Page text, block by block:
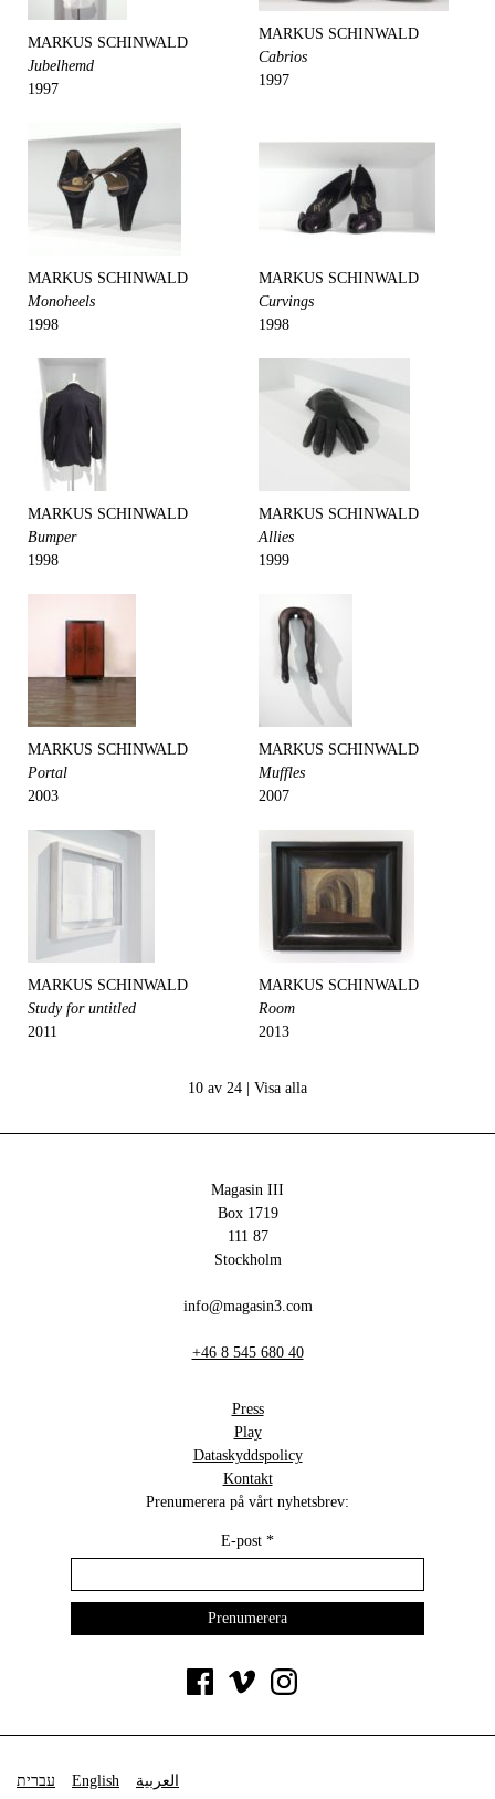
MARKUS SCHINWALD
Jubelhemd
1997
MARKUS SCHINWALD
Cabrios
1997
MARKUS SCHINWALD
Monoheels
1998
MARKUS SCHINWALD
Curvings
1998
MARKUS SCHINWALD
Bumper
1998
MARKUS SCHINWALD
Allies
1999
MARKUS SCHINWALD
Portal
2003
MARKUS SCHINWALD
Muffles
2007
MARKUS SCHINWALD
Study for untitled
2011
MARKUS SCHINWALD
Room
2013
10 av 24 | Visa alla
Magasin III
Box 1719
111 87
Stockholm
info@magasin3.com
+46 8 545 680 40
Press
Play
Dataskyddspolicy
Kontakt
Prenumerera på vårt nyhetsbrev:
E-post *
עברית English العربية